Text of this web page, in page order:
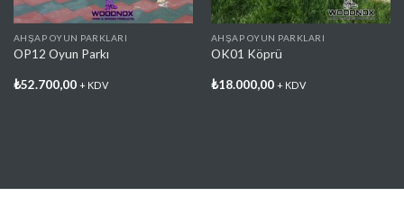
AHŞAP OYUN PARKLARI
OP12 Oyun Parkı
₺52.700,00 + KDV
AHŞAP OYUN PARKLARI
OK01 Köprü
₺18.000,00 + KDV